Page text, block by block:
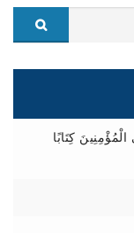
كِتَابًا